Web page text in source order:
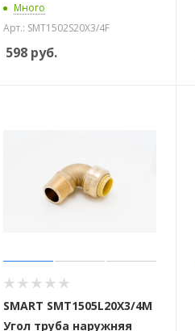
Много
Арт.: SMT1502S20X3/4F
598руб.
SMART SMT1505L20X3/4M
Угол труба наружняя